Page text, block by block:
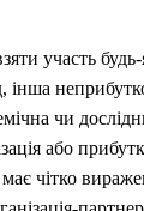
участь
чи
або
чітко